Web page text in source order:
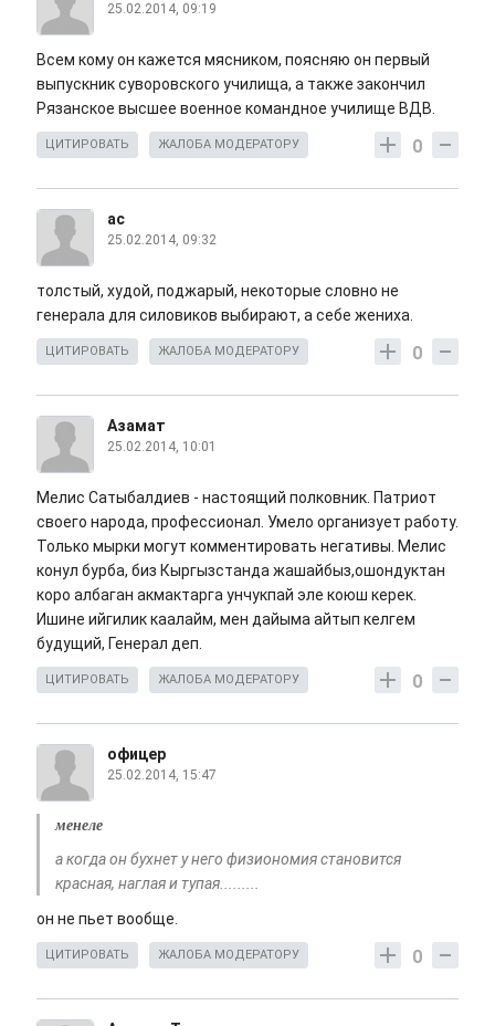
25.02.2014, 09:19
Всем кому он кажется мясником, поясняю он первый
выпускник суворовского училища, а также закончил
Рязанское высшее военное командное училище ВДВ.
0
ЦИТИРОВАТЬ ЖАЛОБА МОДЕРАТОРУ
ас
25.02.2014, 09:32
толстый, худой, поджарый, некоторые словно не
генерала для силовиков выбирают, а себе жениха.
0
ЦИТИРОВАТЬ ЖАЛОБА МОДЕРАТОРУ
Азамат
25.02.2014, 10:01
Мелис Сатыбалдиев - настоящий полковник. Патриот
своего народа, профессионал. Умело организует работу.
Только мырки могут комментировать негативы. Мелис
конул бурба, биз Кыргызстанда жашайбыз,ошондуктан
коро албаган акмактарга унчукпай эле коюш керек.
Ишине ийгилик каалайм, мен дайыма айтып келгем
будущий, Генерал деп.
0
ЦИТИРОВАТЬ ЖАЛОБА МОДЕРАТОРУ
офицер
25.02.2014, 15:47
менеле
а когда он бухнет у него физиономия становится
красная, наглая и тупая.........
он не пьет вообще.
0
ЦИТИРОВАТЬ ЖАЛОБА МОДЕРАТОРУ